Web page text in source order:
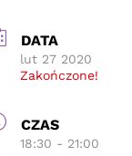
DATA
lut 27 2020
Zakończone!
CZAS
18:30 - 21:00